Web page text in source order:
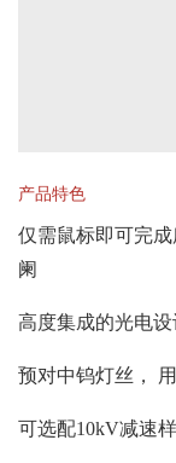
产品特色
仅需鼠标即可完
阑
高度集成的光电
预对中钨灯丝，
可选配10kV减速